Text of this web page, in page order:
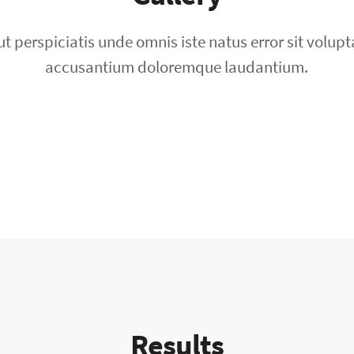
perspiciatis unde omnis iste natus error sit
accusantium doloremque laudantium.
Results